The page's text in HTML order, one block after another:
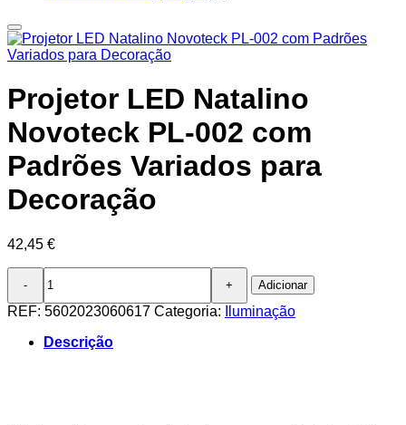
Projetor LED Natalino
Novoteck PL-002 com
Padrões Variados para
Decoração
42,45 €
Quantidade
Projetor
Natalino
Adicionar
REF: 5602023060617 Categoria:
Iluminação
Descrição